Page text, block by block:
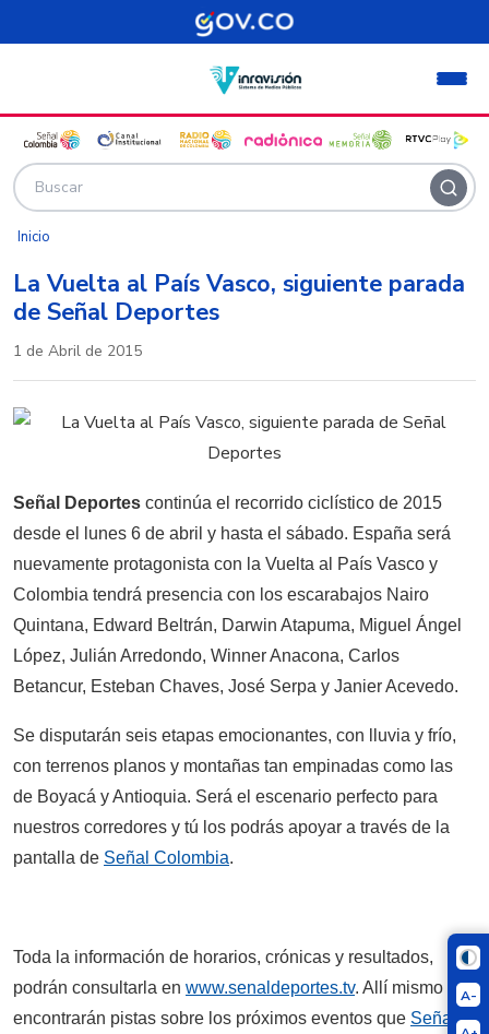
Pasar al contenido principal
A-
Inicio
La Vuelta al País Vasco, siguiente parada
de Señal Deportes
1 de Abril de 2015
Señal Deportes continúa el recorrido ciclístico de 2015
desde el lunes 6 de abril y hasta el sábado. España será
nuevamente protagonista con la Vuelta al País Vasco y
Colombia tendrá presencia con los escarabajos Nairo
Quintana, Edward Beltrán, Darwin Atapuma, Miguel Ángel
López, Julián Arredondo, Winner Anacona, Carlos
Betancur, Esteban Chaves, José Serpa y Janier Acevedo.
Se disputarán seis etapas emocionantes, con lluvia y frío,
con terrenos planos y montañas tan empinadas como las
de Boyacá y Antioquia. Será el escenario perfecto para
nuestros corredores y tú los podrás apoyar a través de la
pantalla de Señal Colombia.
Toda la información de horarios, crónicas y resultados,
podrán consultarla en www.senaldeportes.tv. Allí mismo
encontrarán pistas sobre los próximos eventos que Señal